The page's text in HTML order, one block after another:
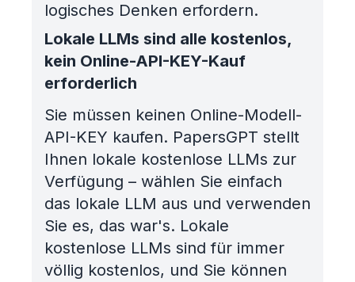
logisches Denken erfordern.
Lokale LLMs sind alle kostenlos,
kein Online-API-KEY-Kauf
erforderlich
Sie müssen keinen Online-Modell-
API-KEY kaufen. PapersGPT stellt
Ihnen lokale kostenlose LLMs zur
Verfügung – wählen Sie einfach
das lokale LLM aus und verwenden
Sie es, das war's. Lokale
kostenlose LLMs sind für immer
völlig kostenlos, und Sie können